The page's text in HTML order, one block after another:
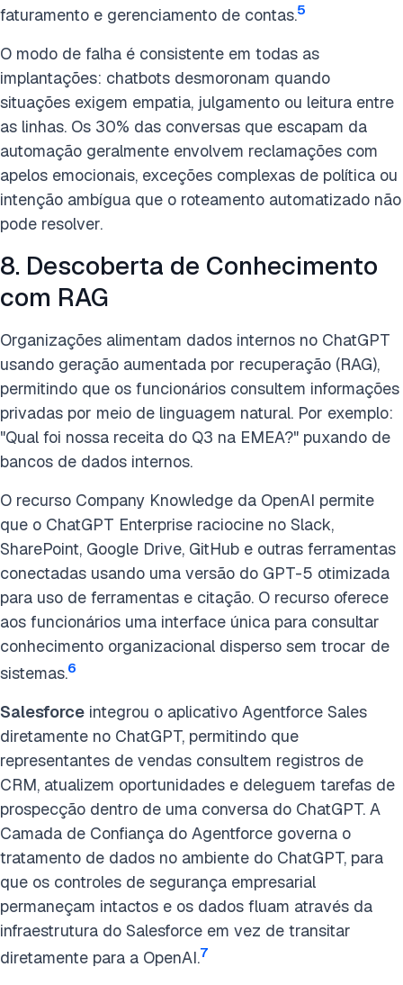
faturamento e gerenciamento de contas.5
O modo de falha é consistente em todas as
implantações: chatbots desmoronam quando
situações exigem empatia, julgamento ou leitura entre
as linhas. Os 30% das conversas que escapam da
automação geralmente envolvem reclamações com
apelos emocionais, exceções complexas de política ou
intenção ambígua que o roteamento automatizado não
pode resolver.
8. Descoberta de Conhecimento
com RAG
Organizações alimentam dados internos no ChatGPT
usando geração aumentada por recuperação (RAG),
permitindo que os funcionários consultem informações
privadas por meio de linguagem natural. Por exemplo:
"Qual foi nossa receita do Q3 na EMEA?" puxando de
bancos de dados internos.
O recurso Company Knowledge da OpenAI permite
que o ChatGPT Enterprise raciocine no Slack,
SharePoint, Google Drive, GitHub e outras ferramentas
conectadas usando uma versão do GPT-5 otimizada
para uso de ferramentas e citação. O recurso oferece
aos funcionários uma interface única para consultar
conhecimento organizacional disperso sem trocar de
sistemas.6
Salesforce integrou o aplicativo Agentforce Sales
diretamente no ChatGPT, permitindo que
representantes de vendas consultem registros de
CRM, atualizem oportunidades e deleguem tarefas de
prospecção dentro de uma conversa do ChatGPT. A
Camada de Confiança do Agentforce governa o
tratamento de dados no ambiente do ChatGPT, para
que os controles de segurança empresarial
permaneçam intactos e os dados fluam através da
infraestrutura do Salesforce em vez de transitar
diretamente para a OpenAI.7